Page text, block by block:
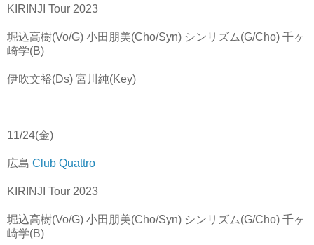
KIRINJI Tour 2023
堀込高樹(Vo/G) 小田朋美(Cho/Syn) シンリズム(G/Cho) 千ヶ
崎学(B)
伊吹文裕(Ds) 宮川純(Key)
11/24(金)
広島 Club Quattro
KIRINJI Tour 2023
堀込高樹(Vo/G) 小田朋美(Cho/Syn) シンリズム(G/Cho) 千ヶ
崎学(B)